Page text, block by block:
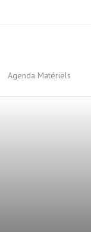
Agenda Matériels